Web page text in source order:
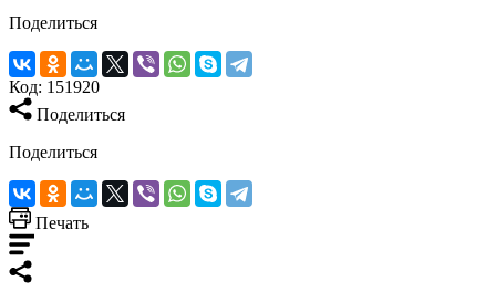
Поделиться
Код: 151920
Поделиться
Поделиться
Печать